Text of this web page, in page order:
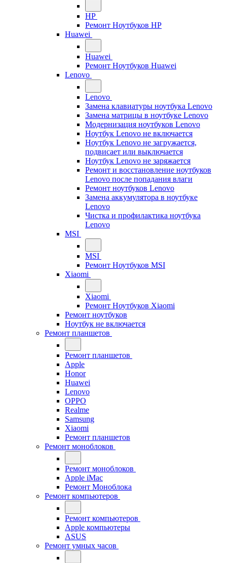
HP
Ремонт Ноутбуков HP
Huawei
Huawei
Ремонт Ноутбуков Huawei
Lenovo
Lenovo
Замена клавиатуры ноутбука Lenovo
Замена матрицы в ноутбуке Lenovo
Модернизация ноутбуков Lenovo
Ноутбук Lenovo не включается
Ноутбук Lenovo не загружается,
подвисает или выключается
Ноутбук Lenovo не заряжается
Ремонт и восстановление ноутбуков
Lenovo после попадания влаги
Ремонт ноутбуков Lenovo
Замена аккумулятора в ноутбуке
Lenovo
Чистка и профилактика ноутбука
Lenovo
MSI
MSI
Ремонт Ноутбуков MSI
Xiaomi
Xiaomi
Ремонт Ноутбуков Xiaomi
Ремонт ноутбуков
Ноутбук не включается
Ремонт планшетов
Ремонт планшетов
Apple
Honor
Huawei
Lenovo
OPPO
Realme
Samsung
Xiaomi
Ремонт планшетов
Ремонт моноблоков
Ремонт моноблоков
Apple iMac
Ремонт Моноблока
Ремонт компьютеров
Ремонт компьютеров
Apple компьютеры
ASUS
Ремонт умных часов